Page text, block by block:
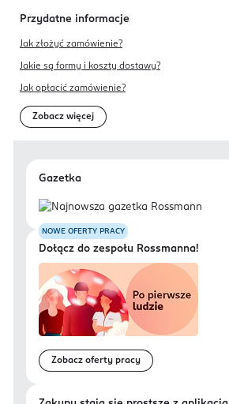
Przydatne informacje
Jak złożyć zamówienie?
Jakie są formy i koszty dostawy?
Jak opłacić zamówienie?
Zobacz więcej
Gazetka
NOWE OFERTY PRACY
Dołącz do zespołu Rossmanna!
Zobacz oferty pracy